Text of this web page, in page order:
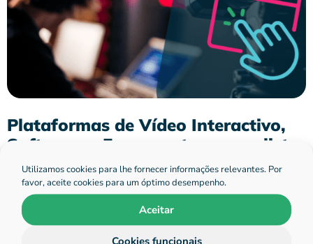
Utilizamos cookies para lhe fornecer informações relevantes. Por
favor, aceite cookies para um óptimo desempenho.
Aceitar
Cookies funcionais
Plataformas de Vídeo Interactivo,
Software e Ferramentas numa lista
abrangente
There are many interactive video software platforms
available. Let us help you find out which one suits you best.